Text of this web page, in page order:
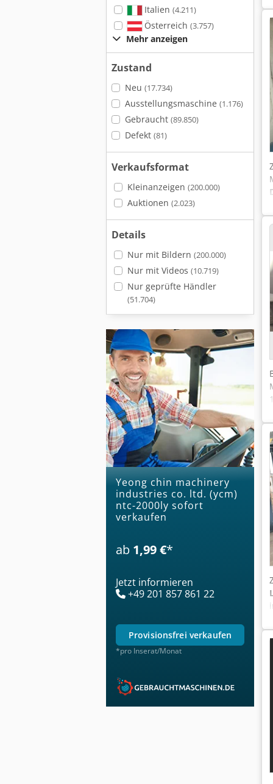
Italien (4.211)
Österreich (3.757)
Mehr anzeigen
Zustand
Neu (17.734)
Ausstellungsmaschine (1.176)
Gebraucht (89.850)
Defekt (81)
Verkaufsformat
Kleinanzeigen (200.000)
Auktionen (2.023)
Details
Nur mit Bildern (200.000)
Nur mit Videos (10.719)
Nur geprüfte Händler
(51.704)
yeong chin machinery
industries co. ltd. (ycm)
ntc-2000ly sofort
verkaufen
ab 1,99 €*
Jetzt informieren
+49 201 857 861 22
provisionsfrei verkaufen
*pro Inserat/Monat